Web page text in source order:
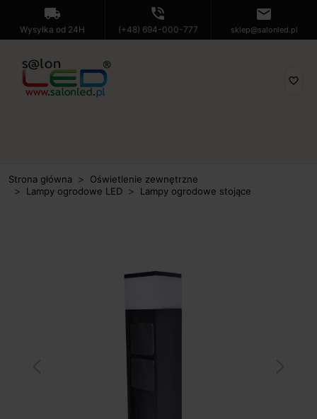
local_shipping
Wysyłka od 24H
phone_in_talk
(+48) 694-000-777
mail
sklep@salonled.pl
favorite_border
Strona główna
Oświetlenie zewnętrzne
Lampy ogrodowe LED
Lampy ogrodowe stojące